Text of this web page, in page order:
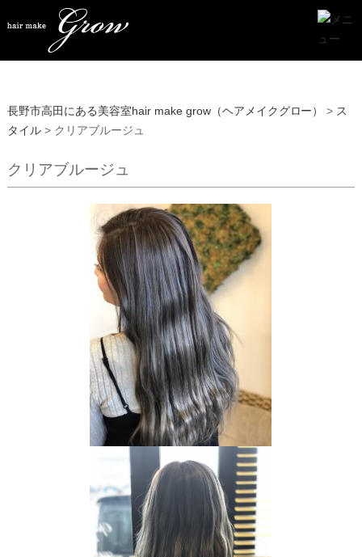
長野市高田にある美容室hair make grow（ヘアメイクグロー） > ス
タイル> クリアブルージュ
クリアブルージュ